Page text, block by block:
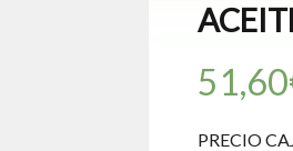
51,60
PRECIO